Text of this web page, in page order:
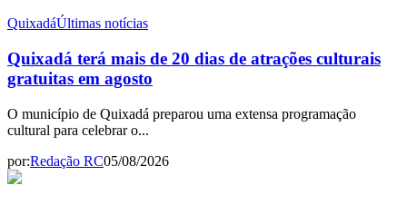
QuixadáÚltimas notícias
Quixadá terá mais de 20 dias de atrações culturais
gratuitas em agosto
O município de Quixadá preparou uma extensa programação
cultural para celebrar o...
por:Redação RC05/08/2026